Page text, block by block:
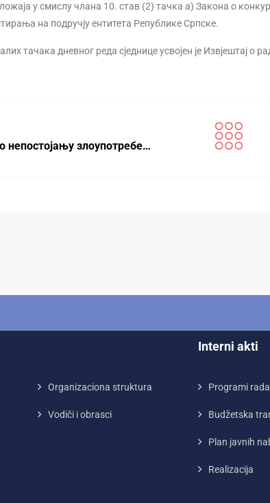
у смислу члана 10. став (2) тачка а) Закона о
на подручју ентитета Републике Српске.
тачака дневног реда сједнице усвојен је Извјештај о
злоупотребе…
Organizaciona struktura
Vodiči i obrasci
Interni akti
Programi rada
Budžetska
Plan javnih
Realizacija